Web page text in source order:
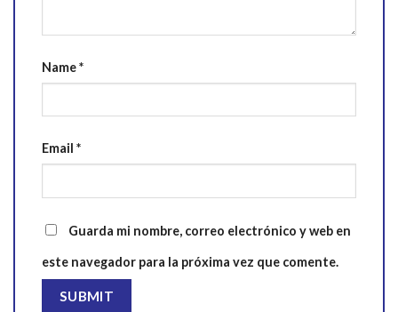
Name*
Email *
Guarda mi nombre, correo electrónico y web en
este navegador para la próxima vez que comente.